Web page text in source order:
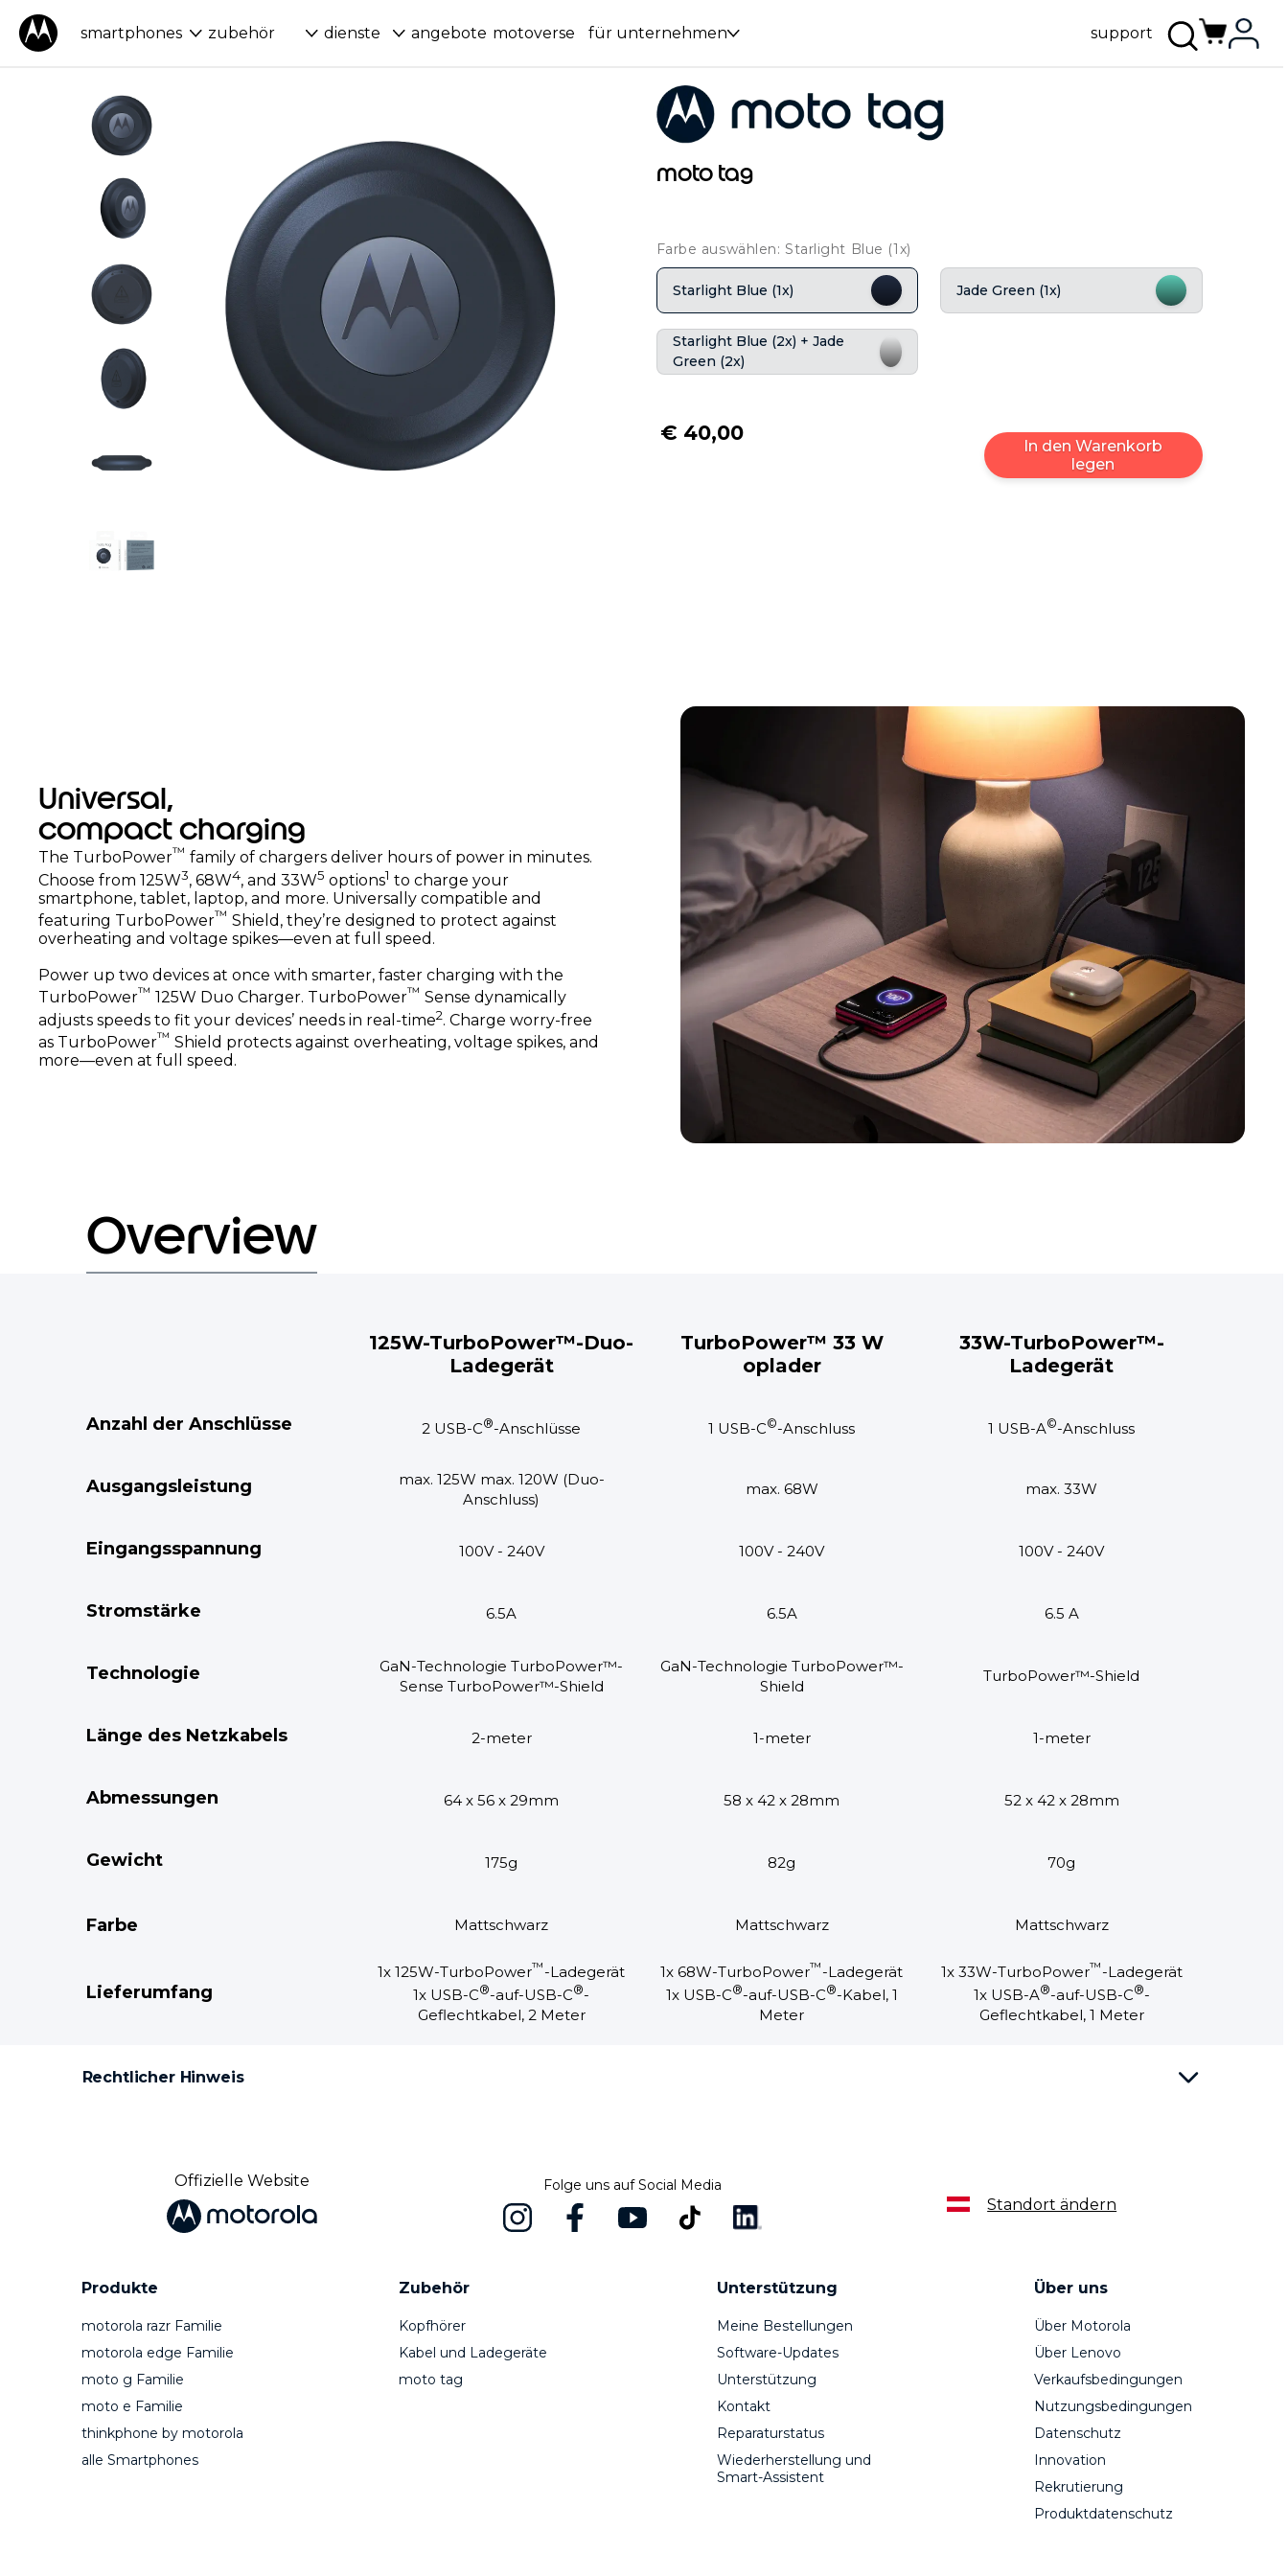
smartphones zubehör dienste angebote motoverse für unternehmen support
moto tag
Farbe auswählen: Starlight Blue (1x)
Starlight Blue (1x) Jade Green (1x)
Starlight Blue (2x) + Jade
Green (2x)
€ 40,00
In den Warenkorb
legen
Universal,
compact charging
The TurboPower™ family of chargers deliver hours of power in minutes.
Choose from 125W3, 68W4, and 33W5 options1 to charge your
smartphone, tablet, laptop, and more. Universally compatible and
featuring TurboPower™ Shield, they’re designed to protect against
overheating and voltage spikes—even at full speed.
Power up two devices at once with smarter, faster charging with the
TurboPower™ 125W Duo Charger. TurboPower™ Sense dynamically
adjusts speeds to fit your devices’ needs in real-time2. Charge worry-free
as TurboPower™ Shield protects against overheating, voltage spikes, and
more—even at full speed.
Overview
Anzahl der Anschlüsse
Ausgangsleistung
Eingangsspannung
Stromstärke
Technologie
Länge des Netzkabels
Abmessungen
Gewicht
Farbe
Lieferumfang
125W-TurboPower™-Duo-
Ladegerät
2 USB-C®-Anschlüsse
max. 125W max. 120W (Duo-
Anschluss)
100V - 240V
6.5A
GaN-Technologie TurboPower™-
Sense TurboPower™-Shield
2-meter
64 x 56 x 29mm
175g
Mattschwarz
1x 125W-TurboPower™ -Ladegerät
1x USB-C®-auf-USB-C®-
Geflechtkabel, 2 Meter
TurboPower™ 33 W
oplader
1 USB-C©-Anschluss
max. 68W
100V - 240V
6.5A
GaN-Technologie TurboPower™-
Shield
1-meter
58 x 42 x 28mm
82g
Mattschwarz
1x 68W-TurboPower™ -Ladegerät
1x USB-C®-auf-USB-C®-Kabel, 1
Meter
33W-TurboPower™-
Ladegerät
1 USB-A©-Anschluss
max. 33W
100V - 240V
6.5 A
TurboPower™-Shield
1-meter
52 x 42 x 28mm
70g
Mattschwarz
1x 33W-TurboPower™ -Ladegerät
1x USB-A®-auf-USB-C®-
Geflechtkabel, 1 Meter
Rechtlicher Hinweis
Offizielle Website Folge uns auf Social Media
Standort ändern
Produkte
motorola razr Familie
motorola edge Familie
moto g Familie
moto e Familie
thinkphone by motorola
alle Smartphones
Zubehör
Kopfhörer
Kabel und Ladegeräte
moto tag
Unterstützung
Meine Bestellungen
Software-Updates
Unterstützung
Kontakt
Reparaturstatus
Wiederherstellung und
Smart-Assistent
Über uns
Über Motorola
Über Lenovo
Verkaufsbedingungen
Nutzungsbedingungen
Datenschutz
Innovation
Rekrutierung
Produktdatenschutz